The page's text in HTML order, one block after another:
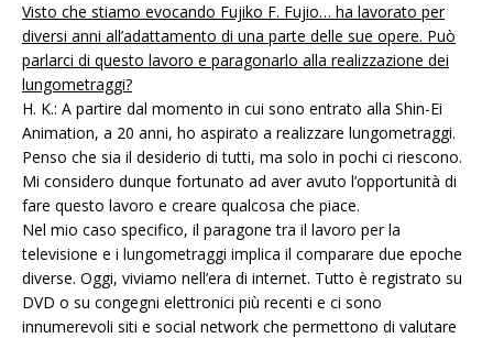
Visto che stiamo evocando Fujiko F. Fujio… ha lavorato per
diversi anni all’adattamento di una parte delle sue opere. Può
parlarci di questo lavoro e paragonarlo alla realizzazione dei
lungometraggi?
H. K.: A partire dal momento in cui sono entrato alla Shin-Ei
Animation, a 20 anni, ho aspirato a realizzare lungometraggi.
Penso che sia il desiderio di tutti, ma solo in pochi ci riescono.
Mi considero dunque fortunato ad aver avuto l’opportunità di
fare questo lavoro e creare qualcosa che piace.
Nel mio caso specifico, il paragone tra il lavoro per la
televisione e i lungometraggi implica il comparare due epoche
diverse. Oggi, viviamo nell’era di internet. Tutto è registrato su
DVD o su congegni elettronici più recenti e ci sono
innumerevoli siti e social network che permettono di valutare